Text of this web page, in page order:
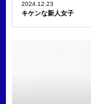
2024.12.23
キケンな新人女子